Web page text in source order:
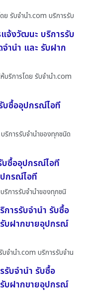
ย รับจํานํา.com บริการรับ
จ้งวัฒนะ บริการรับ
ำนำ และ รับฝาก
ริการโดย รับจํานํา.com
บซื้ออุปกรณ์ไอที
ริการรับจำนำของทุกชนิด
บซื้ออุปกรณ์ไอที
กรณ์ไอที
ริการรับจำนำของทุกชนิ
การรับจำนำ รับซื้อ
บฝากขายอุปกรณ์
บจํานํา.com บริการรับจำน
บจำนำ รับซื้อ
บฝากขายอุปกรณ์